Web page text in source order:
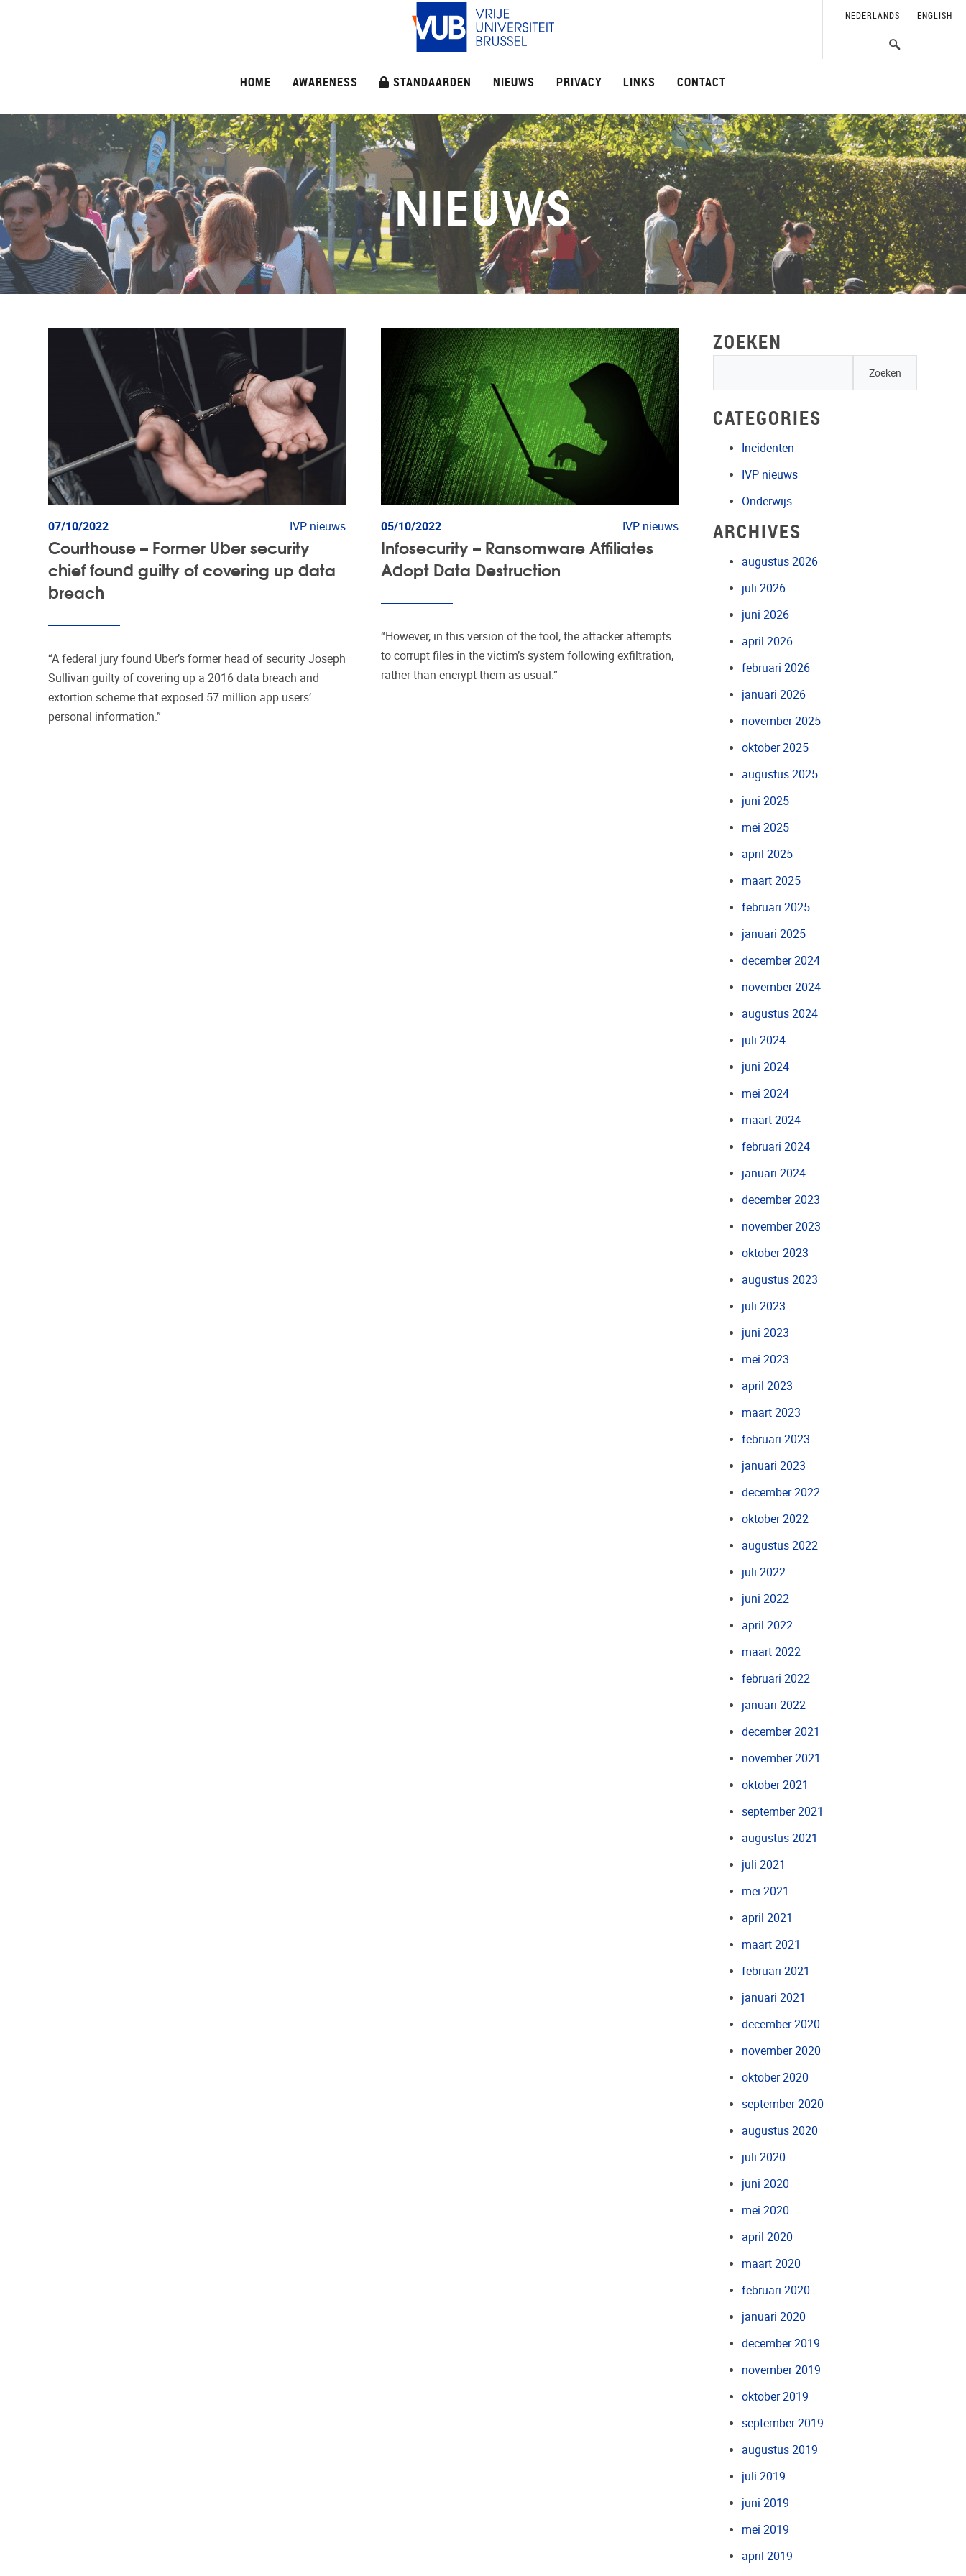
HOME AWARENESS STANDAARDEN NIEUWS PRIVACY LINKS CONTACT
NEDERLANDS ENGLISH
NIEUWS
07/10/2022 IVP nieuws
Courthouse – Former Uber security
chief found guilty of covering up data
breach
“A federal jury found Uber’s former head of security Joseph
Sullivan guilty of covering up a 2016 data breach and
extortion scheme that exposed 57 million app users’
personal information.”
05/10/2022 IVP nieuws
Infosecurity – Ransomware Affiliates
Adopt Data Destruction
“However, in this version of the tool, the attacker attempts
to corrupt files in the victim’s system following exfiltration,
rather than encrypt them as usual.”
ZOEKEN
CATEGORIES
Incidenten
IVP nieuws
Onderwijs
ARCHIVES
augustus 2026
juli 2026
juni 2026
april 2026
februari 2026
januari 2026
november 2025
oktober 2025
augustus 2025
juni 2025
mei 2025
april 2025
maart 2025
februari 2025
januari 2025
december 2024
november 2024
augustus 2024
juli 2024
juni 2024
mei 2024
maart 2024
februari 2024
januari 2024
december 2023
november 2023
oktober 2023
augustus 2023
juli 2023
juni 2023
mei 2023
april 2023
maart 2023
februari 2023
januari 2023
december 2022
oktober 2022
augustus 2022
juli 2022
juni 2022
april 2022
maart 2022
februari 2022
januari 2022
december 2021
november 2021
oktober 2021
september 2021
augustus 2021
juli 2021
mei 2021
april 2021
maart 2021
februari 2021
januari 2021
december 2020
november 2020
oktober 2020
september 2020
augustus 2020
juli 2020
juni 2020
mei 2020
april 2020
maart 2020
februari 2020
januari 2020
december 2019
november 2019
oktober 2019
september 2019
augustus 2019
juli 2019
juni 2019
mei 2019
april 2019